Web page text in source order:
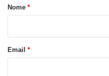
oNome *
Email *